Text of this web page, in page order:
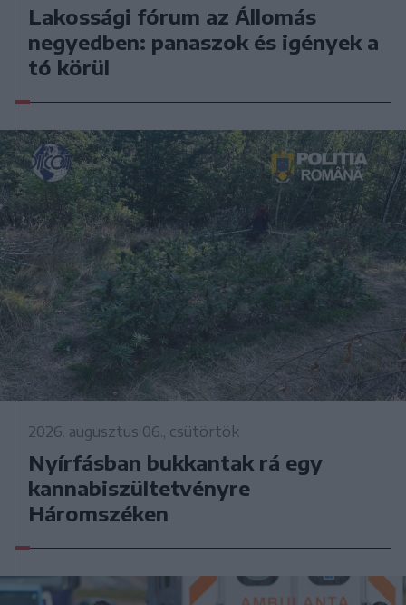
Lakossági fórum az Állomás
negyedben: panaszok és igények a
tó körül
2026. augusztus 06., csütörtök
Nyírfásban bukkantak rá egy
kannabiszültetvényre
Háromszéken